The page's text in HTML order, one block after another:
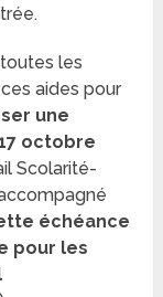
les
aides pour
une
octobre
Scolarité-
échéance
pour les